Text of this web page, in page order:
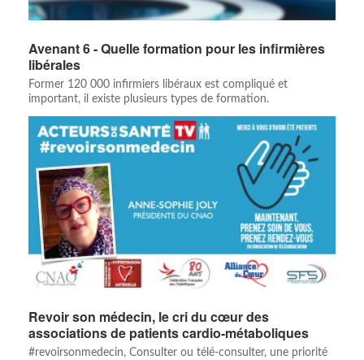
Avenant 6 - Quelle formation pour les infirmières
libérales
Former 120 000 infirmiers libéraux est compliqué et
important, il existe plusieurs types de formation.
Revoir son médecin, le cri du cœur des
associations de patients cardio-métaboliques
#revoirsonmedecin, Consulter ou télé-consulter, une priorité